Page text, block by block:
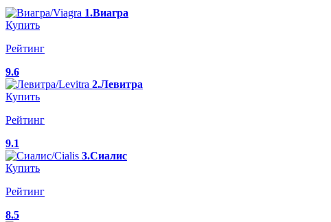
1.Виагра
Купить
Рейтинг
9.6
2.Левитра
Купить
Рейтинг
9.1
3.Сиалис
Купить
Рейтинг
8.5